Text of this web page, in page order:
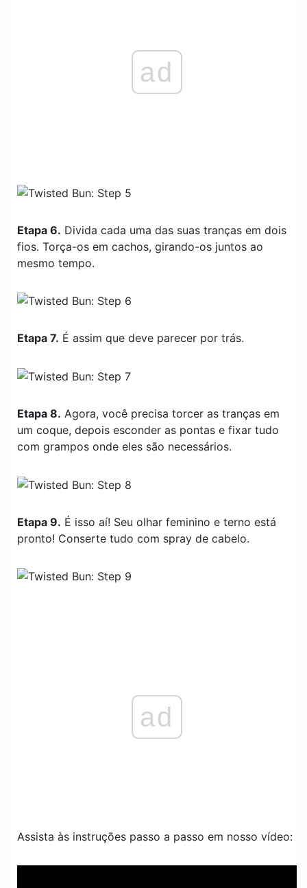
ad
Etapa 6. Divida cada uma das suas tranças em dois
fios. Torça-os em cachos, girando-os juntos ao
mesmo tempo.
Etapa 7. É assim que deve parecer por trás.
Etapa 8. Agora, você precisa torcer as tranças em
um coque, depois esconder as pontas e fixar tudo
com grampos onde eles são necessários.
Etapa 9. É isso aí! Seu olhar feminino e terno está
pronto! Conserte tudo com spray de cabelo.
ad
Assista às instruções passo a passo em nosso vídeo: